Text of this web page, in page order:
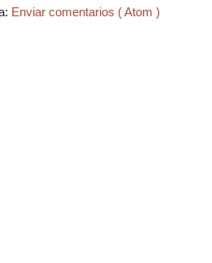
Enviar comentarios ( Atom )